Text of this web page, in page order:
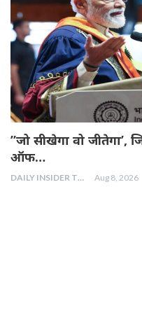
”जो सीखेगा वो जीतेगा’,
ऑफ…
DAILY INSIDER TEAM Aug 8, 2026